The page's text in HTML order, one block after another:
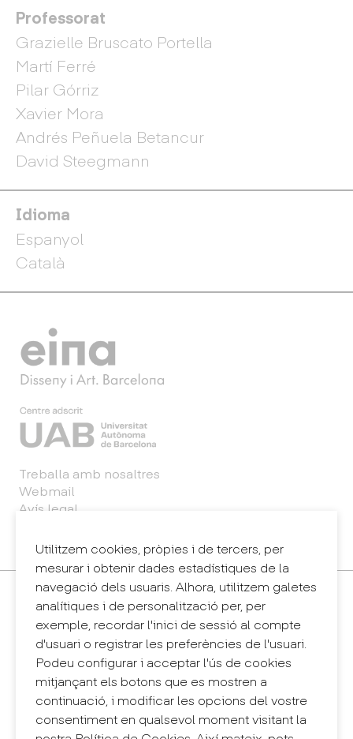
Professorat
Grazielle Bruscato Portella
Martí Ferré
Pilar Górriz
Xavier Mora
Andrés Peñuela Betancur
David Steegmann
Idioma
Espanyol
Català
Utilitzem cookies, pròpies i de tercers, per
mesurar i obtenir dades estadístiques de la
navegació dels usuaris. Alhora, utilitzem galetes
analítiques i de personalització per, per
exemple, recordar l'inici de sessió al compte
d'usuari o registrar les preferències de l'usuari.
Podeu configurar i acceptar l'ús de cookies
mitjançant els botons que es mostren a
continuació, i modificar les opcions del vostre
consentiment en qualsevol moment visitant la
Treballa amb nosaltres
Webmail
Avís legal
Sintema intern d'informació (canal de denúncies)
Contacte
+34 932 030 923
info@eina.cat
Eina Sentmenat
Passeig Santa Eulàlia, 25
08017 Barcelona
+34 672 31 86 57